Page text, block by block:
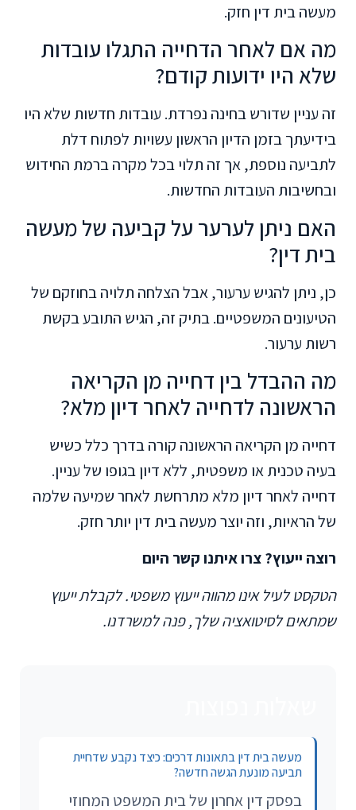
מעשה בית דין חזק.
מה אם לאחר הדחייה התגלו עובדות
שלא היו ידועות קודם?
זה עניין שדורש בחינה נפרדת. עובדות חדשות שלא היו
בידיעתך בזמן הדיון הראשון עשויות לפתוח דלת
לתביעה נוספת, אך זה תלוי בכל מקרה ברמת החידוש
ובחשיבות העובדות החדשות.
האם ניתן לערער על קביעה של מעשה
בית דין?
כן, ניתן להגיש ערעור, אבל הצלחה תלויה בחוזקם של
הטיעונים המשפטיים. בתיק זה, הגיש התובע בקשת
רשות ערעור.
מה ההבדל בין דחייה מן הקריאה
הראשונה לדחייה לאחר דיון מלא?
דחייה מן הקריאה הראשונה קורה בדרך כלל כשיש
בעיה טכנית או משפטית, ללא דיון בגופו של עניין.
דחייה לאחר דיון מלא מתרחשת לאחר שמיעה שלמה
של הראיות, וזה יוצר מעשה בית דין יותר חזק.
רוצה ייעוץ? צרו איתנו קשר היום
הטקסט לעיל אינו מהווה ייעוץ משפטי. לקבלת ייעוץ
שמתאים לסיטואציה שלך, פנה למשרדנו.
מעשה בית דין בתאונות דרכים: כיצד נקבע שדחיית
תביעה מונעת הגשה חדשה?
בפסק דין אחרון של בית המשפט המחוזי